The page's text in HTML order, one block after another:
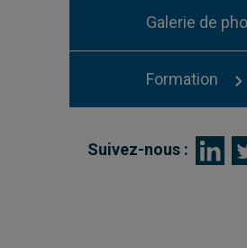
Galerie de
Formation
Suivez-nous :